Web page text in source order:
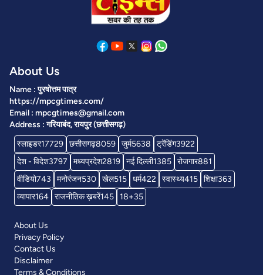
About Us
Name : पुरषोत्तम पात्र
https://mpcgtimes.com/
Email : mpcgtimes@gmail.com
Address : गरियाबंद, रायपुर (छत्तीसगढ़)
स्लाइडर17729 छत्तीसगढ़8059 जुर्म5638 ट्रेंडिंग3922
देश - विदेश3797 मध्यप्रदेश2819 नई दिल्ली1385 रोजगार881
वीडियो743 मनोरंजन530 खेल515 धर्म422 स्वास्थ्य415 शिक्षा363
व्यापार164 राजनीतिक ख़बरें145 18+35
About Us
Privacy Policy
Contact Us
Disclaimer
Terms & Conditions